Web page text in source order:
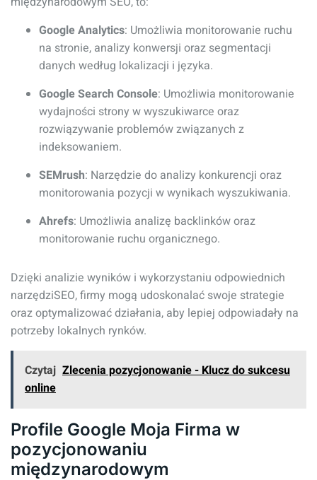
Google Analytics: Umożliwia monitorowanie ruchu
na stronie, analizy konwersji oraz segmentacji
danych według lokalizacji i języka.
Google Search Console: Umożliwia monitorowanie
wydajności strony w wyszukiwarce oraz
rozwiązywanie problemów związanych z
indeksowaniem.
SEMrush: Narzędzie do analizy konkurencji oraz
monitorowania pozycji w wynikach wyszukiwania.
Ahrefs: Umożliwia analizę backlinków oraz
monitorowanie ruchu organicznego.
Dzięki analizie wyników i wykorzystaniu odpowiednich
narzędziSEO, firmy mogą udoskonalać swoje strategie
oraz optymalizować działania, aby lepiej odpowiadały na
potrzeby lokalnych rynków.
Czytaj Zlecenia pozycjonowanie - Klucz do sukcesu
online
Profile Google Moja Firma w
pozycjonowaniu
międzynarodowym